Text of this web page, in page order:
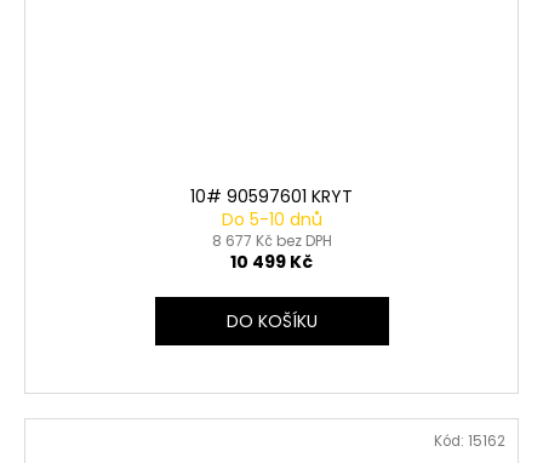
10# 90597601 KRYT
Do 5-10 dnů
8 677 Kč bez DPH
10 499 Kč
DO KOŠÍKU
Kód: 15162